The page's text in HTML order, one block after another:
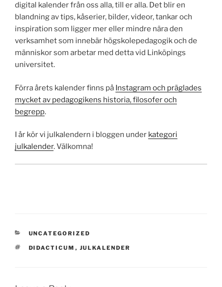
digital kalender från oss alla, till er alla. Det blir en
blandning av tips, kåserier, bilder, videor, tankar och
inspiration som ligger mer eller mindre nära den
verksamhet som innebär högskolepedagogik och de
människor som arbetar med detta vid Linköpings
universitet.
Förra årets kalender finns på Instagram och präglades
mycket av pedagogikens historia, filosofer och
begrepp.
I år kör vi julkalendern i bloggen under kategori
julkalender. Välkomna!
CATEGORIES
UNCATEGORIZED
TAGS
DIDACTICUM , JULKALENDER